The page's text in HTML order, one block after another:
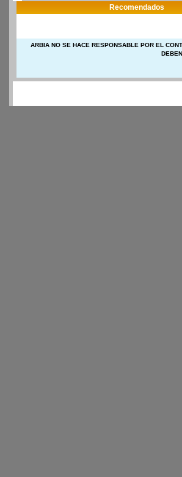
Recomendados
ARBIA NO SE HACE RESPONSABLE POR EL